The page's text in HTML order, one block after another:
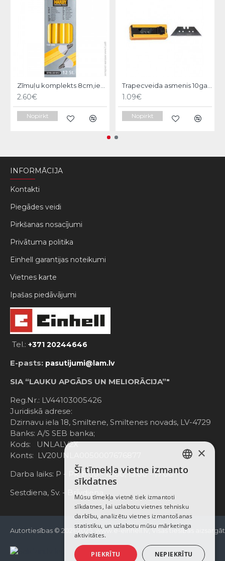
Zīmuļu komplekts 8cm,iep.12gb, Hardy
2.60€
Nopirkt
Trapecveida asmenis 10gab, Hardy
1.09€
Nopirkt
INFORMĀCIJA
Kontakti
Piegādes veidi
Pirkšanas nosacījumi
Privātuma politika
Einhell garantijas noteikumi
Vietnes karte
Ipašas piedāvājumi
Tel.: +371 20244646
E-pasts: pasutijumi@lam.lv
SIA “LAUKU APGĀDS UN MELIORĀCIJA”"
Reg.Nr.: LV44103005426
Juridiskā adrese:
Dzirnavu iela 18, Smiltene, Smiltenes novads, LV-4729
Banks: A/S SEB banka;
Kods: UNLALV2X
Konts: LV20UNLA0050007676877
Darba laiks: P - Pk. 8:00 - 12:00; 13:00 - 17:00
Sestdiena, Sv. - Brīvdiena
Autortiesības © 2021-2025, www.e-einhell.lv, Visas tiesības
LATVIAN
ENGLISH
×
Šī tīmekļa vietne izmanto
sīkdatnes
Mūsu tīmekļa vietnē tiek izmantoti
sīkdatnes, lai uzlabotu vietnes tehnisku
darbību, analizētu vietnes izmantošanas
statistiku, un uzlabotu mūsu mārketinga
aktivitātes.
PIEKRĪTU NEPIEKRĪTU